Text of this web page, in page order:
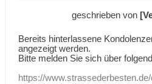
geschrieben von
Bereits hinterlassene
angezeigt werden.
Bitte melden Sie sich über
https://